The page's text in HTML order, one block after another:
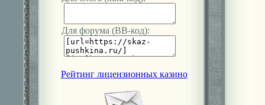
Для форума (ВВ-код):
Рейтинг лицензионных казино